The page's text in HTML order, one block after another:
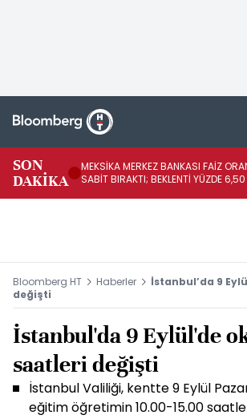
SON
DAKİKA
MEKSİKA MERKEZ BANKASI FAİZ
SABİT BIRAKTI; BEKLENTİ YÜZDE 6,50
Bloomberg HT Haberler
İstanbul’da 9
değişti
İstanbul'da 9 Eylül'de
saatleri değişti
İstanbul Valiliği, kentte 9 Eylül
eğitim öğretimin 10.00-15.00